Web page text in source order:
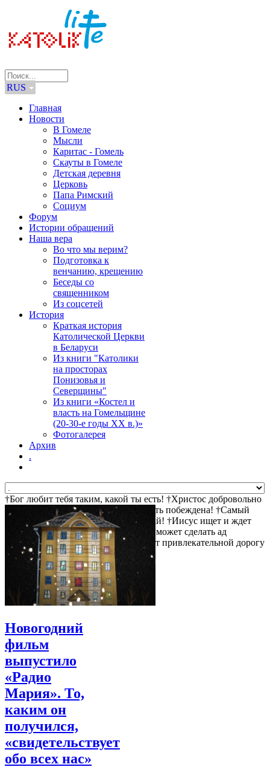
RUS
Главная
Новости
В Гомеле
Мысли
Каритас - Гомель
Скауты в Гомеле
Детская деревня
Церковь
Папа Римский
Социум
Форум
Истории обращений
Наша вера
Во что мы верим?
Подготовка к
венчанию, крещению
Беседы со
священником
Из соцсетей
История
Краткая история
Католической Церкви
в Беларуси
Из книги "Католики
на просторах
Понизовья и
Северщины"
Из книги «Костел и
власть на Гомельщине
(20-30-е годы ХХ в.)»
Фотогалерея
Архив
.
†Бог любит тебя таким, какой ты есть! †Христос добровольно
пошел на крест за твои грехи †Смерть побеждена! †Самый
прямой путь к спасению - не осуждай! †Иисус ищет и ждет
тебя! †Христос воскрес! †Дьявол не может сделать ад
привлекательным, поэтому он делает привлекательной дорогу
туда
Новогодний
фильм
выпустило
«Радио
Мария». То,
каким он
получился,
«свидетельствует
обо всех нас»